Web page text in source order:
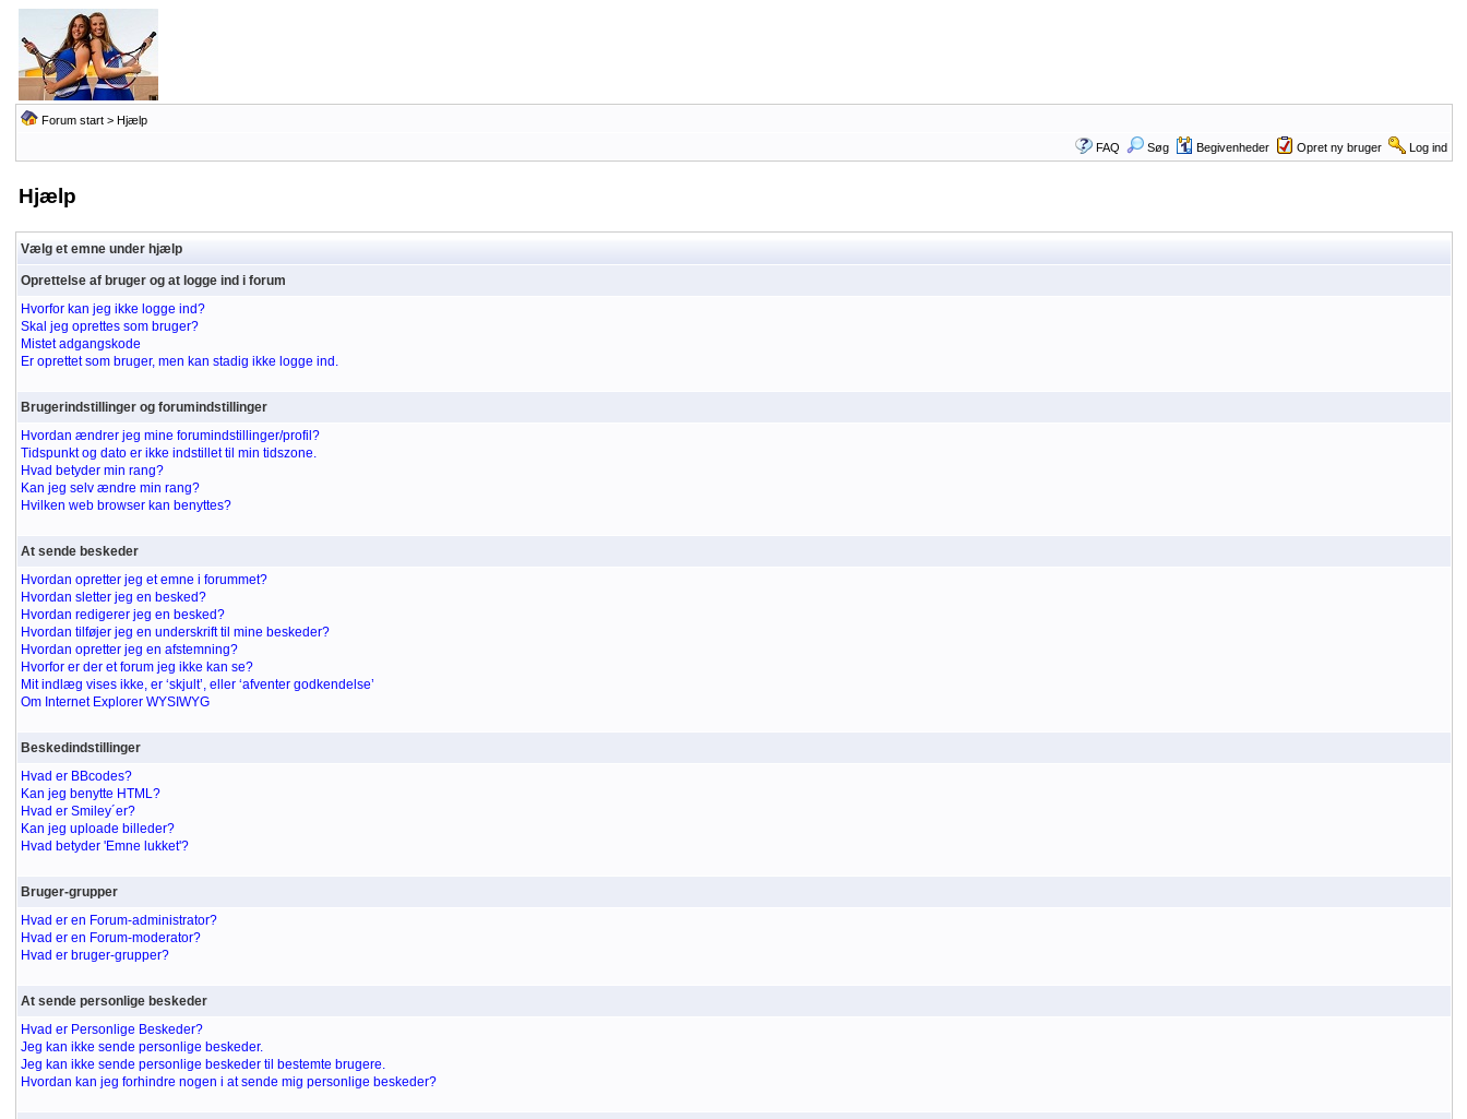
Forum start> Hjælp
FAQ Søg Begivenheder Opret ny bruger Log ind
Hjælp
Vælg et emne under hjælp
Oprettelse af bruger og at logge ind i forum
Hvorfor kan jeg ikke logge ind?
Skal jeg oprettes som bruger?
Mistet adgangskode
Er oprettet som bruger, men kan stadig ikke logge ind.
Brugerindstillinger og forumindstillinger
Hvordan ændrer jeg mine forumindstillinger/profil?
Tidspunkt og dato er ikke indstillet til min tidszone.
Hvad betyder min rang?
Kan jeg selv ændre min rang?
Hvilken web browser kan benyttes?
At sende beskeder
Hvordan opretter jeg et emne i forummet?
Hvordan sletter jeg en besked?
Hvordan redigerer jeg en besked?
Hvordan tilføjer jeg en underskrift til mine beskeder?
Hvordan opretter jeg en afstemning?
Hvorfor er der et forum jeg ikke kan se?
Mit indlæg vises ikke, er ‘skjult’, eller ‘afventer godkendelse’
Om Internet Explorer WYSIWYG
Beskedindstillinger
Hvad er BBcodes?
Kan jeg benytte HTML?
Hvad er Smiley´er?
Kan jeg uploade billeder?
Hvad betyder 'Emne lukket'?
Bruger-grupper
Hvad er en Forum-administrator?
Hvad er en Forum-moderator?
Hvad er bruger-grupper?
At sende personlige beskeder
Hvad er Personlige Beskeder?
Jeg kan ikke sende personlige beskeder.
Jeg kan ikke sende personlige beskeder til bestemte brugere.
Hvordan kan jeg forhindre nogen i at sende mig personlige beskeder?